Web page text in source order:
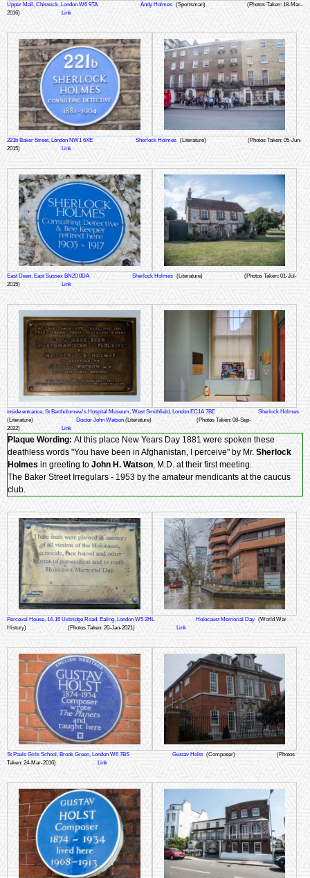
Upper Mall, Chiswick, London W6 9TA Andy Holmes (Sportsman)
(Photos Taken: 18-Mar-
2016)
Link
221b Baker Street, London NW1 6XE Sherlock Holmes (Literature)
(Photos Taken: 05-Jun-
2015)
Link
East Dean, East Sussex BN20 0DA Sherlock Holmes (Literature)
(Photos Taken: 01-Jul-
2015)
Link
inside entrance, St Bartholomew's Hospital Museum, West Smithfield, London EC1A 7BE
Sherlock Holmes
(Literature)
Doctor John Watson (Literature)
(Photos Taken: 08-Sep-
2022)
Link
Plaque Wording: At this place New Years Day 1881 were spoken these
deathless words "You have been in Afghanistan, I perceive" by Mr. Sherlock
Holmes in greeting to John H. Watson, M.D. at their first meeting.
The Baker Street Irregulars - 1953 by the amateur mendicants at the caucus
club.
Perceval House, 14-16 Uxbridge Road, Ealing, London W5 2HL Holocaust Memorial Day (World War
History)
(Photos Taken: 20-Jan-2021) Link
St Pauls Girls School, Brook Green, London W6 7BS Gustav Holst (Composer)
(Photos
Taken: 24-Mar-2016)
Link